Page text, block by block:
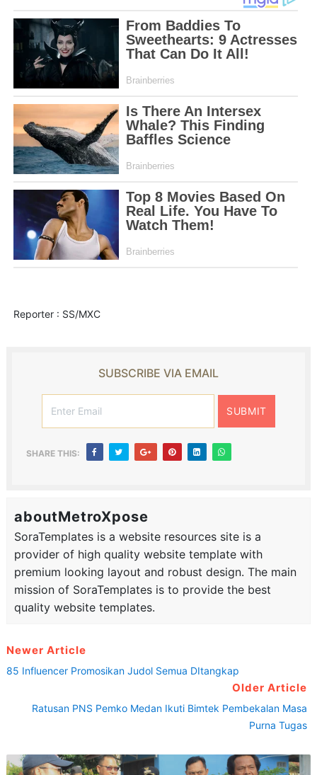
Reporter : SS/MXC
SUBSCRIBE VIA EMAIL
SHARE THIS:
aboutMetroXpose
SoraTemplates is a website resources site is a
provider of high quality website template with
premium looking layout and robust design. The main
mission of SoraTemplates is to provide the best
quality website templates.
Newer Article
85 Influencer Promosikan Judol Semua DItangkap
Older Article
Ratusan PNS Pemko Medan Ikuti Bimtek Pembekalan Masa
Purna Tugas